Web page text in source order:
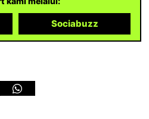
Sociabuzz